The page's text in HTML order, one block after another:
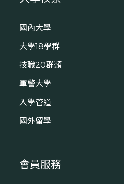
國內大學
大學18學群
技職20群類
軍警大學
入學管道
國外留學
會員服務